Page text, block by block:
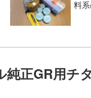
料
純正GR用チ